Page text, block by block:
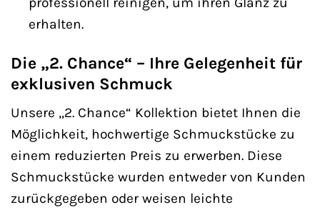
erhalten.
Die „2. Chance“ – Ihre Gelegenheit für
exklusiven Schmuck
Unsere „2. Chance“ Kollektion bietet Ihnen die
Möglichkeit, hochwertige Schmuckstücke zu
einem reduzierten Preis zu erwerben. Diese
Schmuckstücke wurden entweder von Kunden
zurückgegeben oder weisen leichte